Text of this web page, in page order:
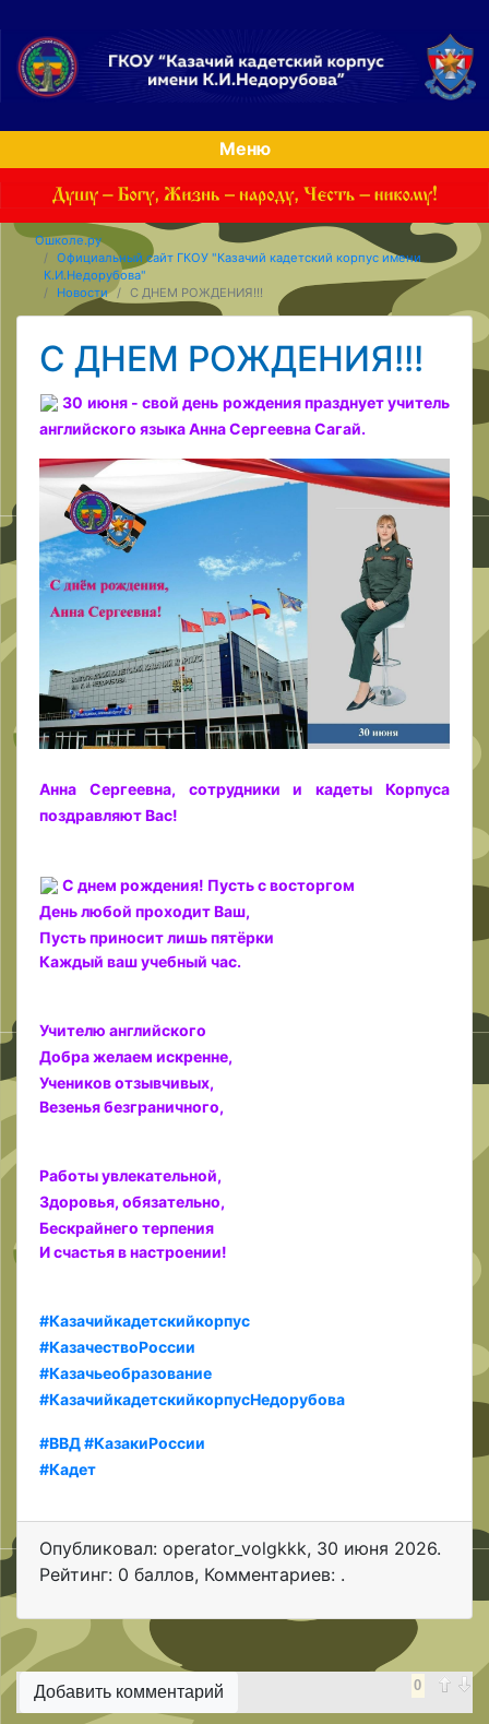
Меню
Ошколе.ру
Официальный сайт ГКОУ "Казачий кадетский корпус имени
К.И.Недорубова"
Новости
С ДНЕМ РОЖДЕНИЯ!!!
С ДНЕМ РОЖДЕНИЯ!!!
30 июня - свой день рождения празднует учитель
английского языка Анна Сергеевна Сагай.
Анна Сергеевна, сотрудники и кадеты Корпуса
поздравляют Вас!
С днем рождения! Пусть с восторгом
День любой проходит Ваш,
Пусть приносит лишь пятёрки
Каждый ваш учебный час.
Учителю английского
Добра желаем искренне,
Учеников отзывчивых,
Везенья безграничного,
Работы увлекательной,
Здоровья, обязательно,
Бескрайнего терпения
И счастья в настроении!
#Казачийкадетскийкорпус
#КазачествоРоссии
#Казачьеобразование
#КазачийкадетскийкорпусНедорубова
#ВВД#КазакиРоссии
#Кадет
Опубликовал: operator_volgkkk, 30 июня 2026.
Рейтинг: 0 баллов, Комментариев: .
0
Добавить комментарий